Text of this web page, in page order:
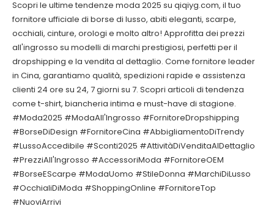
Scopri le ultime tendenze moda 2025 su qiqiyg.com, il tuo
fornitore ufficiale di borse di lusso, abiti eleganti, scarpe,
occhiali, cinture, orologi e molto altro! Approfitta dei prezzi
all'ingrosso su modelli di marchi prestigiosi, perfetti per il
dropshipping e la vendita al dettaglio. Come fornitore leader
in Cina, garantiamo qualità, spedizioni rapide e assistenza
clienti 24 ore su 24, 7 giorni su 7. Scopri articoli di tendenza
come t-shirt, biancheria intima e must-have di stagione.
#Moda2025 #ModaAll'Ingrosso #FornitoreDropshipping
#BorseDiDesign #FornitoreCina #AbbigliamentoDiTrendy
#LussoAccedibile #Sconti2025 #AttivitàDiVenditaAlDettaglio
#PrezziAll'Ingrosso #AccessoriModa #FornitoreOEM
#BorseEScarpe #ModaUomo #StileDonna #MarchiDiLusso
#OcchialiDiModa #ShoppingOnline #FornitoreTop
#NuoviArrivi